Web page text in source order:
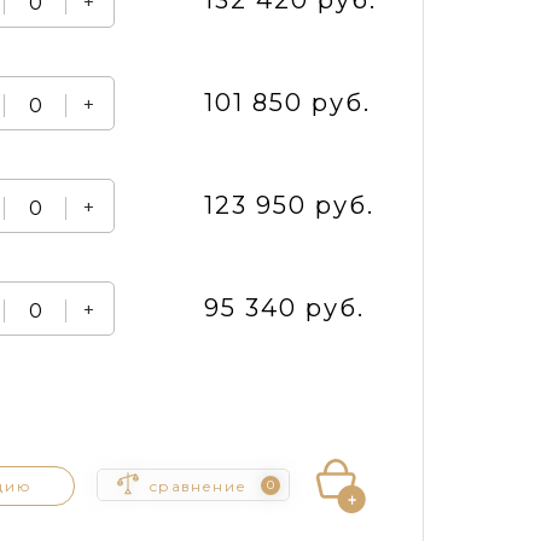
+ 101 850 руб.
+ 123 950 руб.
+ 95 340 руб.
сравнение 0